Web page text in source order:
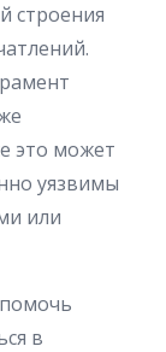
строения
это может
уязвимы
или
в